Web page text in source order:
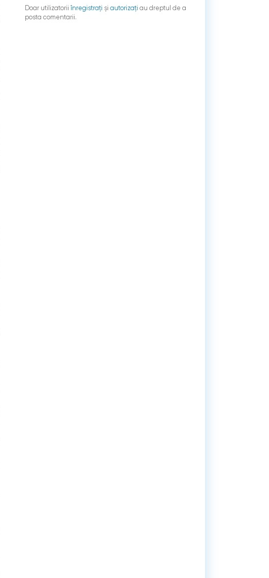
Doar utilizatorii înregistraţi şi autorizați au dreptul de a
posta comentarii.